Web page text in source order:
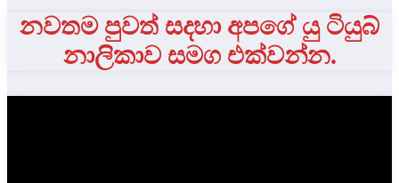
නවතම පුවත් සදහා අපගේ යු ටියුබ්
නාලිකාව සමග එක්වන්න.